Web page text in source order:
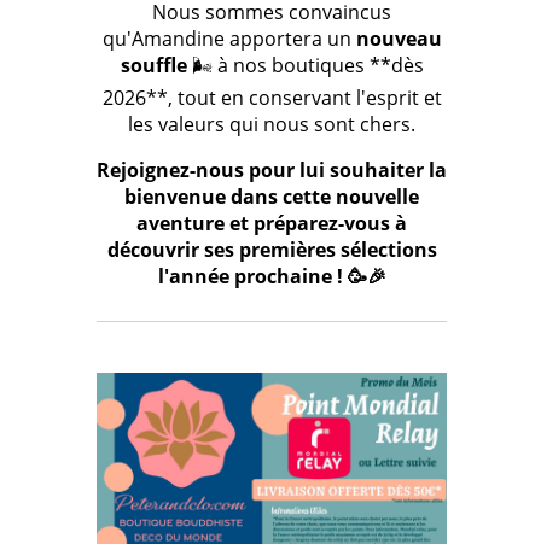
Nous sommes convaincus
qu'Amandine apportera un nouveau
souffle🌬️ à nos boutiques **dès
2026**, tout en conservant l'esprit et
les valeurs qui nous sont chers.
Rejoignez-nous pour lui souhaiter la
bienvenue dans cette nouvelle
aventure et préparez-vous à
découvrir ses premières sélections
l'année prochaine ! 🥳🎉